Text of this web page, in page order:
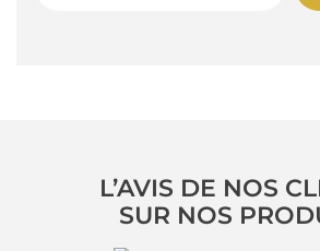
L’AVIS DE NOS
SUR NOS